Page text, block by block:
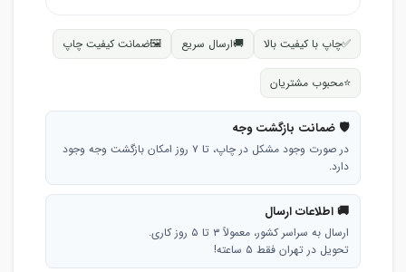
✅چاپ با کیفیت بالا 🚚ارسال سریع 🖼ضمانت کیفیت چاپ
⭐محبوب مشتریان
🛡 ضمانت بازگشت وجه
در صورت وجود مشکل در چاپ، تا ۷ روز امکان بازگشت وجه وجود
دارد.
🚚 اطلاعات ارسال
ارسال به سراسر کشور، معمولاً ۳ تا ۵ روز کاری.
تحویل در تهران فقط ۵ ساعته!